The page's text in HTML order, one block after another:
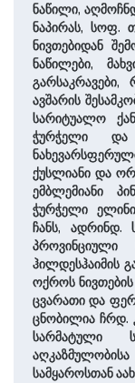
ნაწილი,
ნაპირას, სოფ.
ნივთებიდან
ნაწილები,
ავშარის
სარიტუალო
ჭურჭელი და
ქუსლიანი და
ემბლემიანი
ჭურჭელი
ჩანს, ადრინდ.
ჰილდესჰაიმის
ოქროს
ცვარათი და
ცნობილია ჩრდ.
სარმატული
სამყაროსთან